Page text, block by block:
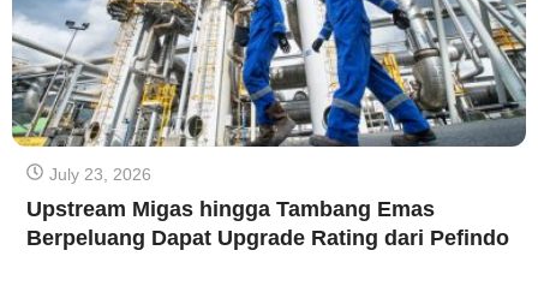
July 23, 2026
Upstream Migas hingga Tambang Emas
Berpeluang Dapat Upgrade Rating dari Pefindo